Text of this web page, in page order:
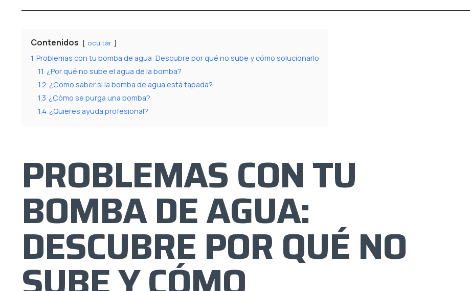
Contenidos ocultar
1 Problemas con tu bomba de agua: Descubre por qué no sube y cómo solucionarlo
1.1 ¿Por qué no sube el agua de la bomba?
1.2 ¿Cómo saber si la bomba de agua está tapada?
1.3 ¿Cómo se purga una bomba?
1.4 ¿Quieres ayuda profesional?
PROBLEMAS CON TU
BOMBA DE AGUA:
DESCUBRE POR QUÉ NO